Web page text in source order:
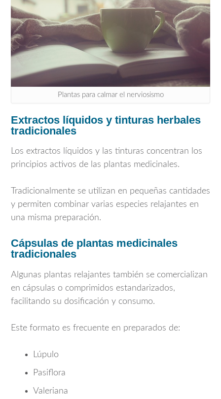
Plantas para calmar el nerviosismo
Extractos líquidos y tinturas herbales
tradicionales
Los extractos líquidos y las tinturas concentran los
principios activos de las plantas medicinales.
Tradicionalmente se utilizan en pequeñas cantidades
y permiten combinar varias especies relajantes en
una misma preparación.
Cápsulas de plantas medicinales
tradicionales
Algunas plantas relajantes también se comercializan
en cápsulas o comprimidos estandarizados,
facilitando su dosificación y consumo.
Este formato es frecuente en preparados de:
Lúpulo
Pasiflora
Valeriana